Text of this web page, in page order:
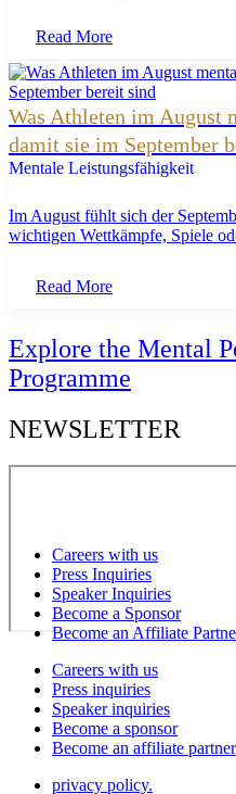
Read More
Was Athleten im August
damit sie im September
Mentale Leistungsfähigkeit
Im August fühlt sich der
wichtigen Wettkämpfe, Spiele
Read More
Explore the Mental
Programme
NEWSLETTER
Careers with us
Press Inquiries
Speaker Inquiries
Become a Sponsor
Become an Affiliate
Careers with us
Press inquiries
Speaker inquiries
Become a sponsor
Become an affiliate partner
privacy policy.